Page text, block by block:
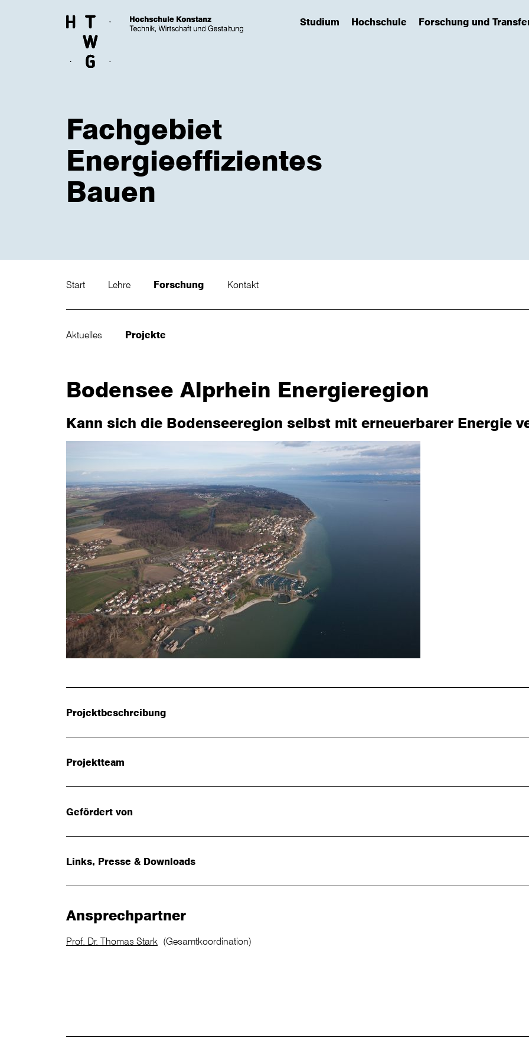
Studium
(has submenu)Hochschule
(has submenu)Forschung und
(has submenu)
Fachgebiet
Energieeffizientes
Bauen
Start Lehre Forschung Kontakt
Aktuelles Projekte
Bodensee Alprhein Energieregion
Kann sich die Bodenseeregion selbst mit erneuerbarer Energie
Projektbeschreibung
Projektteam
Gefördert von
Links, Presse & Downloads
Ansprechpartner
Prof. Dr. Thomas Stark (Gesamtkoordination)